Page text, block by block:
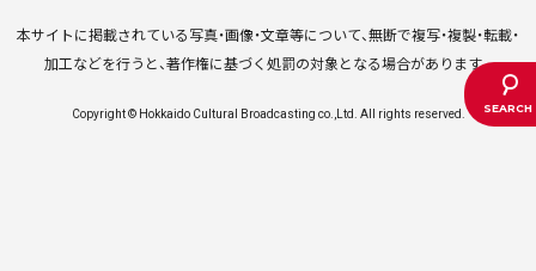
本サイトに掲載されている写真・画像・文章等について、無断で複写・複製・転載・
加工などを行うと、著作権に基づく処罰の対象となる場合があります。
Copyright © Hokkaido Cultural Broadcasting co.,Ltd. All rights reserved.